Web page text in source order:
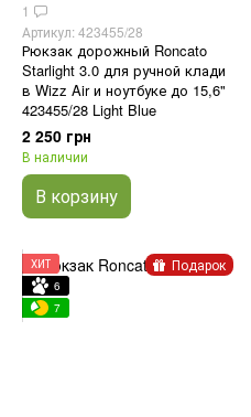
1
Артикул: 423455/28
Рюкзак дорожный Roncato
Starlight 3.0 для ручной клади
в Wizz Air и ноутбуке до 15,6"
423455/28 Light Blue
2 250 грн
В наличии
В корзину
Подарок
ХИТ
6
7